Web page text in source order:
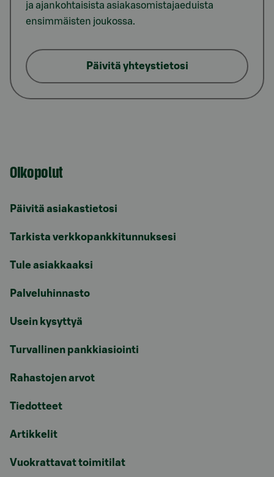
ja ajankohtaisista asiakasomistajaeduista
ensimmäisten joukossa.
Päivitä yhteystietosi
Oikopolut
Päivitä asiakastietosi
Tarkista verkkopankkitunnuksesi
Tule asiakkaaksi
Palveluhinnasto
Usein kysyttyä
Turvallinen pankkiasiointi
Rahastojen arvot
Tiedotteet
Artikkelit
Vuokrattavat toimitilat